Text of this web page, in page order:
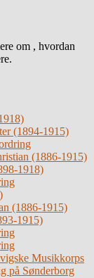
om , hvordan
(1894-1915)
(1886-1915)
1918)
(1886-1915)
1915)
Musikkorps
på Sønderborg